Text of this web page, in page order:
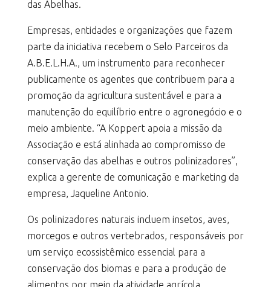
das Abelhas.
Empresas, entidades e organizações que fazem
parte da iniciativa recebem o Selo Parceiros da
A.B.E.L.H.A., um instrumento para reconhecer
publicamente os agentes que contribuem para a
promoção da agricultura sustentável e para a
manutenção do equilíbrio entre o agronegócio e o
meio ambiente. “A Koppert apoia a missão da
Associação e está alinhada ao compromisso de
conservação das abelhas e outros polinizadores”,
explica a gerente de comunicação e marketing da
empresa, Jaqueline Antonio.
Os polinizadores naturais incluem insetos, aves,
morcegos e outros vertebrados, responsáveis por
um serviço ecossistêmico essencial para a
conservação dos biomas e para a produção de
alimentos por meio da atividade agrícola